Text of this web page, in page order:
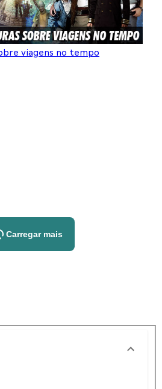
viagens no tempo
Carregar mais